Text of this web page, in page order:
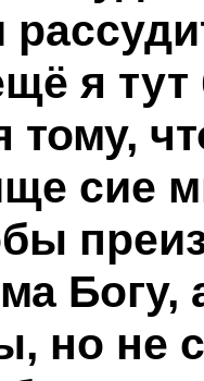
я
сие
но не